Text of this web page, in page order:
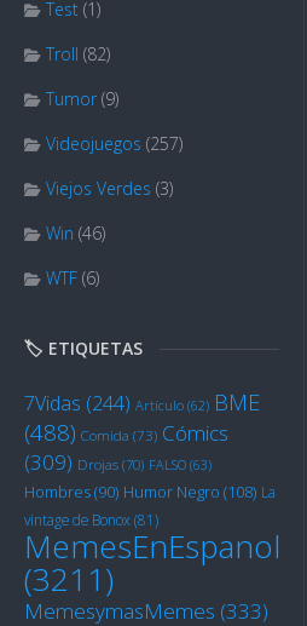
Test (1)
Troll (82)
Tumor (9)
Videojuegos (257)
Viejos Verdes (3)
Win (46)
WTF (6)
🏷️ ETIQUETAS
7Vidas (244) Artículo (62) BME
(488) Comida (73) Cómics
(309) Drojas (70) FALSO (63)
Hombres(90) Humor Negro (108) La
vintage de Bonox(81)
MemesEnEspanol
(3211)
MemesymasMemes (333)